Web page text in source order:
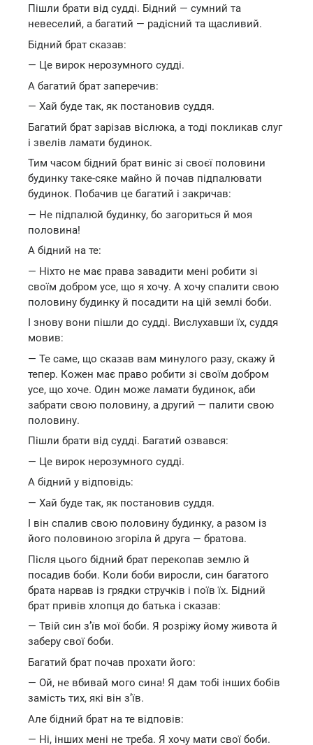
Пішли брати від судді. Бідний — сумний та
невеселий, а багатий — радісний та щасливий.
Бідний брат сказав:
— Це вирок нерозумного судді.
А багатий брат заперечив:
— Хай буде так, як постановив суддя.
Багатий брат зарізав віслюка, а тоді покликав слуг
і звелів ламати будинок.
Тим часом бідний брат виніс зі своєї половини
будинку таке-сяке майно й почав підпалювати
будинок. Побачив це багатий і закричав:
— Не підпалюй будинку, бо загориться й моя
половина!
А бідний на те:
— Ніхто не має права завадити мені робити зі
своїм добром усе, що я хочу. А хочу спалити свою
половину будинку й посадити на цій землі боби.
І знову вони пішли до судді. Вислухавши їх, суддя
мовив:
— Те саме, що сказав вам минулого разу, скажу й
тепер. Кожен має право робити зі своїм добром
усе, що хоче. Один може ламати будинок, аби
забрати свою половину, а другий — палити свою
половину.
Пішли брати від судді. Багатий озвався:
— Це вирок нерозумного судді.
А бідний у відповідь:
— Хай буде так, як постановив суддя.
І він спалив свою половину будинку, а разом із
його половиною згоріла й друга — братова.
Після цього бідний брат перекопав землю й
посадив боби. Коли боби виросли, син багатого
брата нарвав із грядки стручків і поїв їх. Бідний
брат привів хлопця до батька і сказав:
— Твій син з’їв мої боби. Я розріжу йому живота й
заберу свої боби.
Багатий брат почав прохати його:
— Ой, не вбивай мого сина! Я дам тобі інших бобів
замість тих, які він з’їв.
Але бідний брат на те відповів:
— Ні, інших мені не треба. Я хочу мати свої боби.